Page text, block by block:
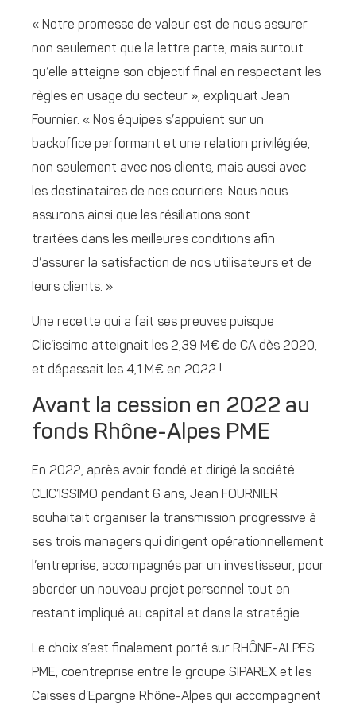
« Notre promesse de valeur est de nous assurer
non seulement que la lettre parte, mais surtout
qu’elle atteigne son objectif final en respectant les
règles en usage du secteur », expliquait Jean
Fournier. « Nos équipes s’appuient sur un
backoffice performant et une relation privilégiée,
non seulement avec nos clients, mais aussi avec
les destinataires de nos courriers. Nous nous
assurons ainsi que les résiliations sont
traitées dans les meilleures conditions afin
d’assurer la satisfaction de nos utilisateurs et de
leurs clients. »
Une recette qui a fait ses preuves puisque
Clic’issimo atteignait les 2,39 M€ de CA dès 2020,
et dépassait les 4,1 M€ en 2022 !
Avant la cession en 2022 au
fonds Rhône-Alpes PME
En 2022, après avoir fondé et dirigé la société
CLIC’ISSIMO pendant 6 ans, Jean FOURNIER
souhaitait organiser la transmission progressive à
ses trois managers qui dirigent opérationnellement
l’entreprise, accompagnés par un investisseur, pour
aborder un nouveau projet personnel tout en
restant impliqué au capital et dans la stratégie.
Le choix s’est finalement porté sur RHÔNE-ALPES
PME, coentreprise entre le groupe SIPAREX et les
Caisses d’Epargne Rhône-Alpes qui accompagnent